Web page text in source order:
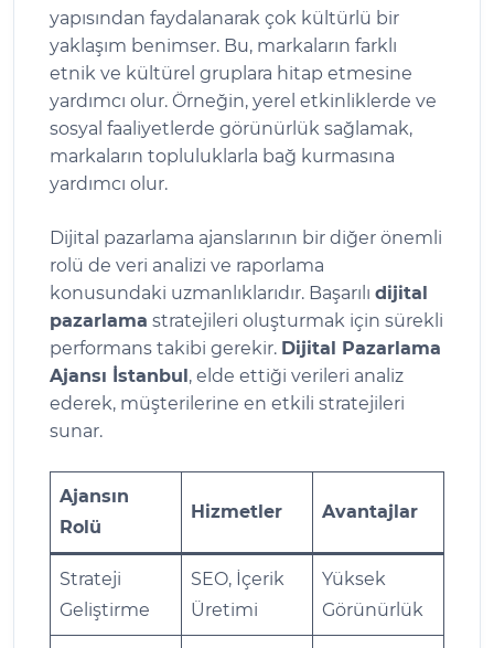
yapısından faydalanarak çok kültürlü bir
yaklaşım benimser. Bu, markaların farklı
etnik ve kültürel gruplara hitap etmesine
yardımcı olur. Örneğin, yerel etkinliklerde ve
sosyal faaliyetlerde görünürlük sağlamak,
markaların topluluklarla bağ kurmasına
yardımcı olur.
Dijital pazarlama ajanslarının bir diğer önemli
rolü de veri analizi ve raporlama
konusundaki uzmanlıklarıdır. Başarılı dijital
pazarlama stratejileri oluşturmak için sürekli
performans takibi gerekir. Dijital Pazarlama
Ajansı İstanbul, elde ettiği verileri analiz
ederek, müşterilerine en etkili stratejileri
sunar.
Ajansın
Rolü
Hizmetler Avantajlar
Strateji
Geliştirme
SEO, İçerik
Üretimi
Yüksek
Görünürlük